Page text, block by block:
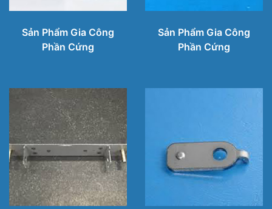
Sản Phẩm Gia Công
Phần Cứng
Sản Phẩm Gia Công
Phần Cứng